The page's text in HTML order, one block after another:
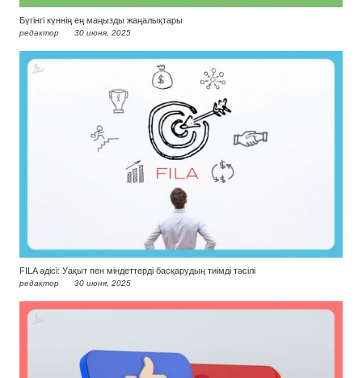
Бүгінгі күннің ең маңызды жаңалықтары
редактор 30 июня, 2025
FILA әдісі: Уақыт пен міндеттерді басқарудың тиімді тәсілі
редактор 30 июня, 2025